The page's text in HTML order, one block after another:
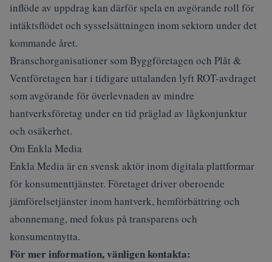
inflöde av uppdrag kan därför spela en avgörande roll för
intäktsflödet och sysselsättningen inom sektorn under det
kommande året.
Branschorganisationer som Byggföretagen och Plåt &
Ventföretagen har i tidigare uttalanden lyft ROT-avdraget
som avgörande för överlevnaden av mindre
hantverksföretag under en tid präglad av lågkonjunktur
och osäkerhet.
Om Enkla Media
Enkla Media är en svensk aktör inom digitala plattformar
för konsumenttjänster. Företaget driver oberoende
jämförelsetjänster inom hantverk, hemförbättring och
abonnemang, med fokus på transparens och
konsumentnytta.
För mer information, vänligen kontakta: